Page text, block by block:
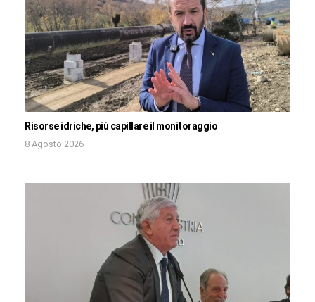
Risorse idriche, più capillare il monitoraggio
8 Agosto 2026